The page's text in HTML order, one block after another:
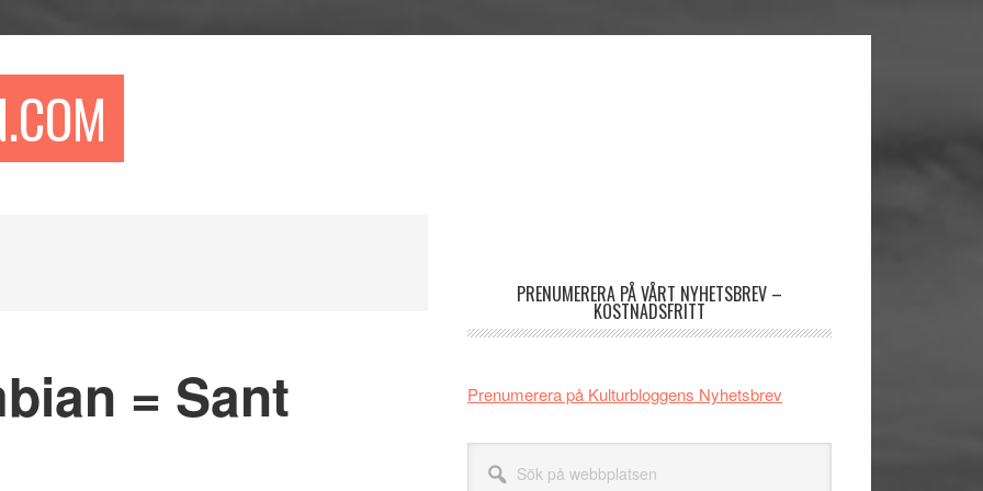
= Sant
PRENUMERERA PÅ VÅRT NYHETSBREV –
KOSTNADSFRITT
Prenumerera på Kulturbloggens Nyhetsbrev